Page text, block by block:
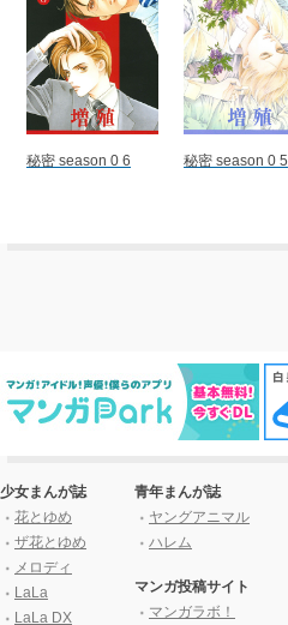
秘密 season 0 6 秘密 season 0 5
少女まんが誌
花とゆめ
ザ花とゆめ
メロディ
LaLa
LaLa DX
青年まんが誌
ヤングアニマル
ハレム
マンガ投稿サイト
マンガラボ！